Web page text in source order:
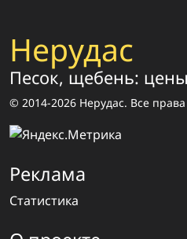
Нерудас
Песок, щебень:
© 2014-2026 Нерудас. Все
Реклама
Статистика